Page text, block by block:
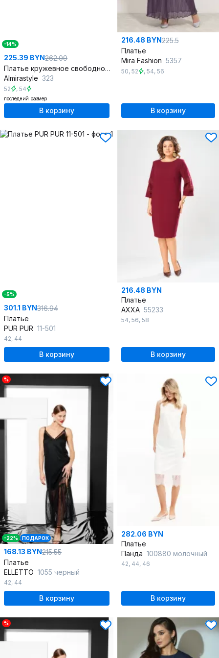
-14%
225.39 BYN262.09
Платье кружевное свободное с ремнем и складками
Almirastyle 323
52 , 54
последний размер
В корзину
216.48 BYN225.5
Платье
Mira Fashion 5357
50, 52 , 54, 56
В корзину
-5%
301.1 BYN316.94
Платье
PUR PUR 11-501
42, 44
В корзину
216.48 BYN
Платье
AXXA 55233
54, 56, 58
В корзину
%
-22% ПОДАРОК
168.13 BYN215.55
Платье
ELLETTO 1055 черный
42, 44
В корзину
282.06 BYN
Платье
Панда 100880 молочный
42, 44, 46
В корзину
%